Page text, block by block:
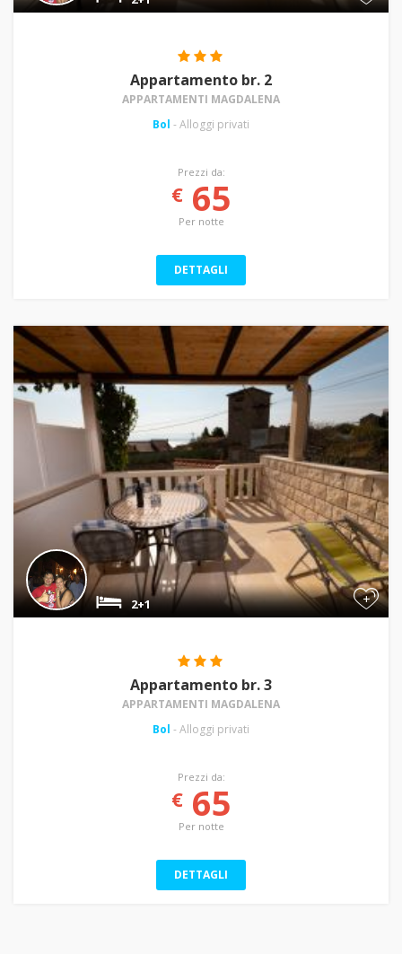
Appartamento br. 2
APPARTAMENTI MAGDALENA
Bol - Alloggi privati
Prezzi da:
€65
Per notte
DETTAGLI
+
2+1
Appartamento br. 3
APPARTAMENTI MAGDALENA
Bol - Alloggi privati
Prezzi da:
€65
Per notte
DETTAGLI